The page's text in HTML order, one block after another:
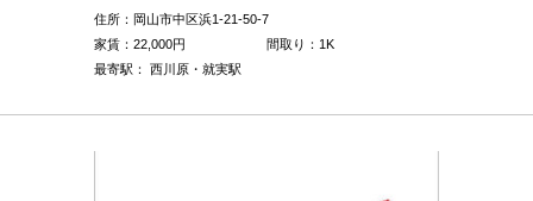
住所：岡山市中区浜1-21-50-7
家賃： 22,000円
間取り：1K
最寄駅： 西川原・就実駅